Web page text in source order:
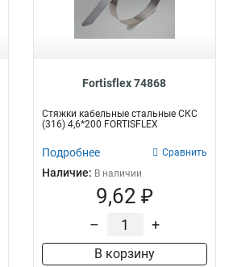
Fortisflex 74868
Стяжки кабельные стальные СКС
(316) 4,6*200 FORTISFLEX
Подробнее Сравнить
Наличие: В наличии
9,62 ₽
– +
В корзину